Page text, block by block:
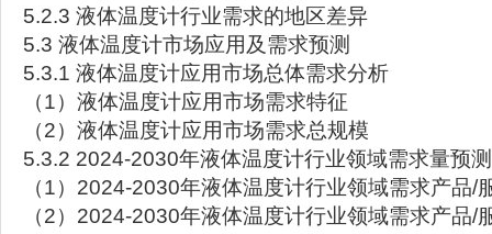
5.2.3 液体温度计行业需求的地区差异
5.3 液体温度计市场应用及需求预测
5.3.1 液体温度计应用市场总体需求分析
（1）液体温度计应用市场需求特征
（2）液体温度计应用市场需求总规模
5.3.2 2024-2030年液体温度计行业领域需求量预测
（1）2024-2030年液体温度计行业领域需求产品/
（2）2024-2030年液体温度计行业领域需求产品/